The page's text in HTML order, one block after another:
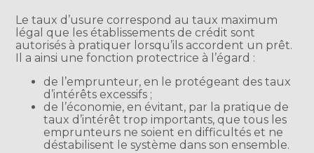
Le taux d’usure correspond au taux maximum
légal que les établissements de crédit sont
autorisés à pratiquer lorsqu’ils accordent un prêt.
Il a ainsi une fonction protectrice à l’égard :
de l’emprunteur, en le protégeant des taux
d’intérêts excessifs ;
de l’économie, en évitant, par la pratique de
taux d’intérêt trop importants, que tous les
emprunteurs ne soient en difficultés et ne
déstabilisent le système dans son ensemble.